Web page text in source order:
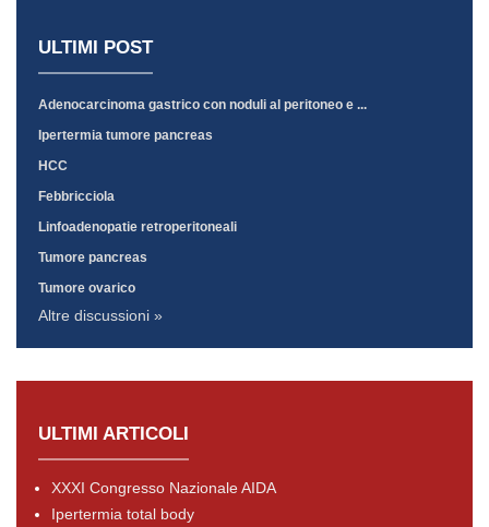
ULTIMI POST
Adenocarcinoma gastrico con noduli al peritoneo e ...
Ipertermia tumore pancreas
HCC
Febbricciola
Linfoadenopatie retroperitoneali
Tumore pancreas
Tumore ovarico
Altre discussioni »
ULTIMI ARTICOLI
XXXI Congresso Nazionale AIDA
Ipertermia total body